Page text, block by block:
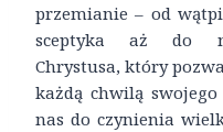
przemianie – od
sceptyka aż do
Chrystusa, który
każdą chwilą swojego
nas do czynienia